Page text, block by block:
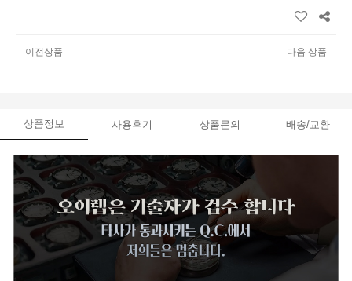
이전상품 다음 상품
상품정보 사용후기 상품문의 배송/교환